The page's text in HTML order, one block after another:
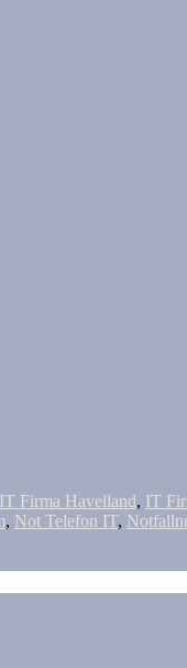
IT Firma Havelland, IT
, Not Telefon IT,